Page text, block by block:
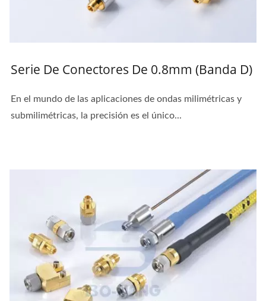
Serie De Conectores De 0.8mm (Banda D)
En el mundo de las aplicaciones de ondas milimétricas y
submilimétricas, la precisión es el único...